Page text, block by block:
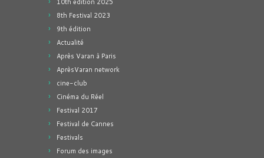
8th Festival 2023
9th édition
Actualité
Après Varan à Paris
AprèsVaran network
cine-club
Cinéma du Réel
Festival 2017
Festival de Cannes
Festivals
Forum des images